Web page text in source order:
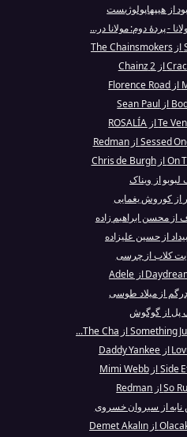
از هیپهاپولوژیست
- پردهٔ دوم: مولانا در...
لبوبو از ویناک
از کوروش یغمایی
از محسن ابراهیم زاده
از حسین علیزاده
کلاب از چرسی
از میلاد طوسی
پل از گوگوش
نابه از سیروان خسروی